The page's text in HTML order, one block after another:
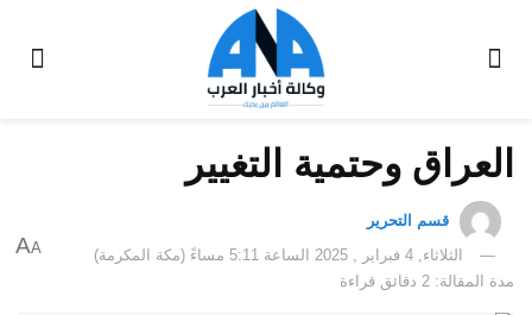
العراق وحتمية التغيير
قسم التحرير
الثلاثاء, 4 فبراير , 2025 الساعة 5:11 مساءً (مكة المكرمة)
مدة المقالة: 2 دقائق قراءة
A
A